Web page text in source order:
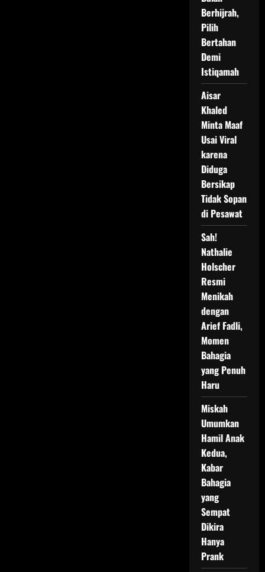
Berhijrah,
Pilih
Bertahan
Demi
Istiqamah
Aisar
Khaled
Minta Maaf
Usai Viral
karena
Diduga
Bersikap
Tidak Sopan
di Pesawat
Sah!
Nathalie
Holscher
Resmi
Menikah
dengan
Arief Fadli,
Momen
Bahagia
yang Penuh
Haru
Miskah
Umumkan
Hamil Anak
Kedua,
Kabar
Bahagia
yang
Sempat
Dikira
Hanya
Prank